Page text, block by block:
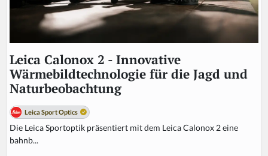
Leica Calonox 2 - Innovative
Wärmebildtechnologie für die Jagd und
Naturbeobachtung
Leica Sport Optics
Die Leica Sportoptik präsentiert mit dem Leica Calonox 2 eine
bahnb...